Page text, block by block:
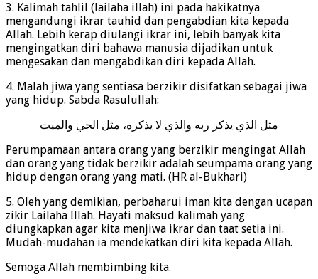
3. Kalimah tahlil (lailaha illah) ini pada hakikatnya
mengandungi ikrar tauhid dan pengabdian kita kepada
Allah. Lebih kerap diulangi ikrar ini, lebih banyak kita
mengingatkan diri bahawa manusia dijadikan untuk
mengesakan dan mengabdikan diri kepada Allah.
4. Malah jiwa yang sentiasa berzikir disifatkan sebagai jiwa
yang hidup. Sabda Rasulullah:
مثل الذي يذكر ربه والذي لا يذكره، مثل الحي والميت
Perumpamaan antara orang yang berzikir mengingat Allah
dan orang yang tidak berzikir adalah seumpama orang yang
hidup dengan orang yang mati. (HR al-Bukhari)
5. Oleh yang demikian, perbaharui iman kita dengan ucapan
zikir Lailaha Illah. Hayati maksud kalimah yang
diungkapkan agar kita menjiwa ikrar dan taat setia ini.
Mudah-mudahan ia mendekatkan diri kita kepada Allah.
Semoga Allah membimbing kita.